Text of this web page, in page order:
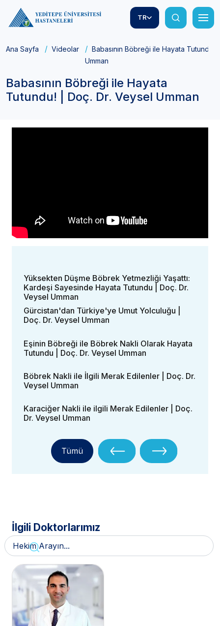
TR
Ana Sayfa Videolar
Babasının Böbreği ile Hayata Tutundu!
Umman
Babasının Böbreği ile Hayata
Tutundu! | Doç. Dr. Veysel Umman
Yüksekten Düşme Böbrek Yetmezliği Yaşattı:
Kardeşi Sayesinde Hayata Tutundu | Doç. Dr.
Veysel Umman
Gürcistan'dan Türkiye'ye Umut Yolculuğu |
Doç. Dr. Veysel Umman
Eşinin Böbreği ile Böbrek Nakli Olarak Hayata
Tutundu | Doç. Dr. Veysel Umman
Böbrek Nakli ile İlgili Merak Edilenler | Doç. Dr.
Veysel Umman
Karaciğer Nakli ile ilgili Merak Edilenler | Doç.
Dr. Veysel Umman
Tümü
İlgili Doktorlarımız